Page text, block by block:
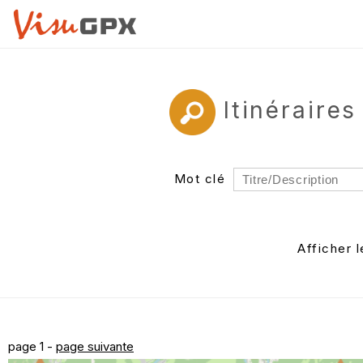
Itinéraires
Mot clé
Auteur
Afficher
page 1 - page suivante